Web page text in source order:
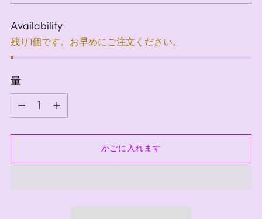
Availability
残り1個です。お早めにご注文ください。
量
かごに入れます